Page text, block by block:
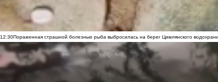
12:30Пораженная страшной болезнью рыба выбросилась на берег Цимлянского